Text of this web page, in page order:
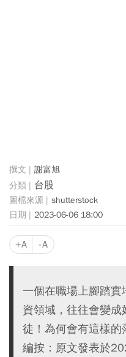
謝富旭
台股
shutterstock
2023-06-06 18:00
+A -A
一個在職場上腳踏
資領域，往往會變
徒！為何會有這樣的
編按：原文發表於